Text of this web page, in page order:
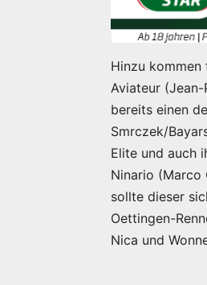
Hinzu kommen
Aviateur
bereits einen
Smrczek/
Elite und auch
Ninario (Marco
sollte dieser
Oettingen-
Nica und